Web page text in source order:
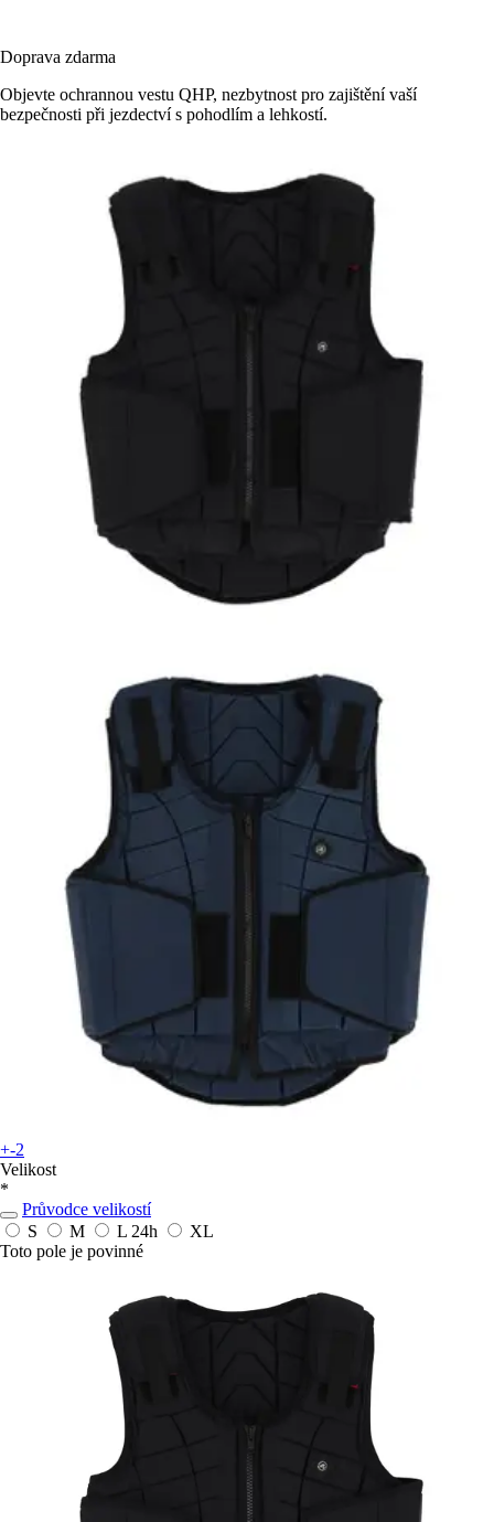
Doprava zdarma
Objevte ochrannou vestu QHP, nezbytnost pro zajištění vaší
bezpečnosti při jezdectví s pohodlím a lehkostí.
+-2
Velikost
*
Průvodce velikostí
S
M L 24h
XL
Toto pole je povinné